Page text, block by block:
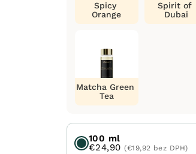
Spicy
Orange
Spirit of
Dubai
Matcha Green
Tea
100 ml
€24,90(€19,92 bez DPH)